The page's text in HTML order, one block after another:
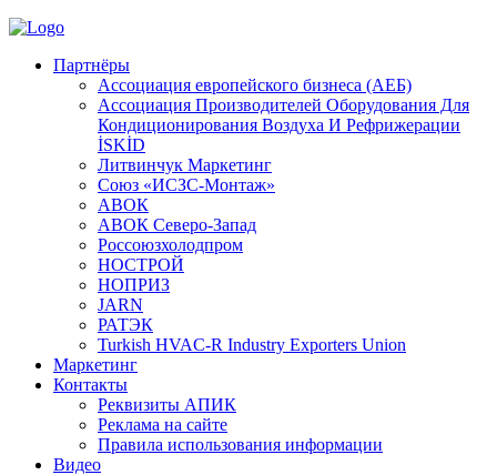
Партнёры
Ассоциация европейского бизнеса (АЕБ)
Aссоциация Производителей Оборудования Для
Кондиционирования Воздуха И Рефрижерации
İSKİD
Литвинчук Маркетинг
Союз «ИСЗС-Монтаж»
АВОК
АВОК Северо-Запад
Россоюзхолодпром
НОСТРОЙ
НОПРИЗ
JARN
РАТЭК
Turkish HVAC-R Industry Exporters Union
Маркетинг
Контакты
Реквизиты АПИК
Реклама на сайте
Правила использования информации
Видео